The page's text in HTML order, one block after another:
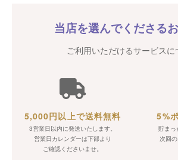
当店を選んでくださる
ご利用いただけるサービスに
5,000円以上で送料無料
3営業日以内に発送いたします。
営業日カレンダーは下部より
ご確認くださいませ。
5%
貯まっ
次回